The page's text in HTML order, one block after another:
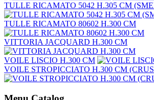
TULLE RICAMATO 5042 H.305 CM
TULLE RICAMATO 80602 H.300 CM
VITTORIA JACQUARD H.300 CM
VOILE LISCIO H.300 CM
VOILE STROPICCIATO H.300 CM